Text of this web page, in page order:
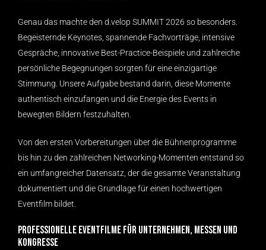
Genau das machte den d.velop SUMMIT 2026 so besonders.
Begeisternde Keynotes, spannende Fachvorträge, intensive
Gespräche, innovative Best-Practice-Beispiele und zahlreiche
persönliche Begegnungen sorgten für eine einzigartige
Stimmung. Unsere Aufgabe bestand darin, diese Momente
authentisch einzufangen und die Energie des Events in
bewegten Bildern festzuhalten.
Von den ersten Vorbereitungen über die Bühnenprogramme
bis hin zu den zahlreichen Networking-Momenten entstand so
ein umfangreicher Datensatz, der die gesamte Veranstaltung
dokumentiert und die Grundlage für einen hochwertigen
Eventfilm bildet.
Professionelle Eventfilme für Unternehmen, Messen und
Kongresse